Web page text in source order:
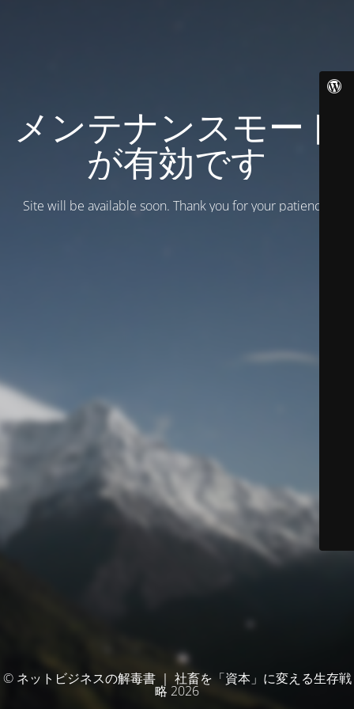
メンテナンスモード
が有効です
Site will be available soon. Thank you for your patience!
© ネットビジネスの解毒書 ｜ 社畜を「資本」に変える生存戦
略 2026